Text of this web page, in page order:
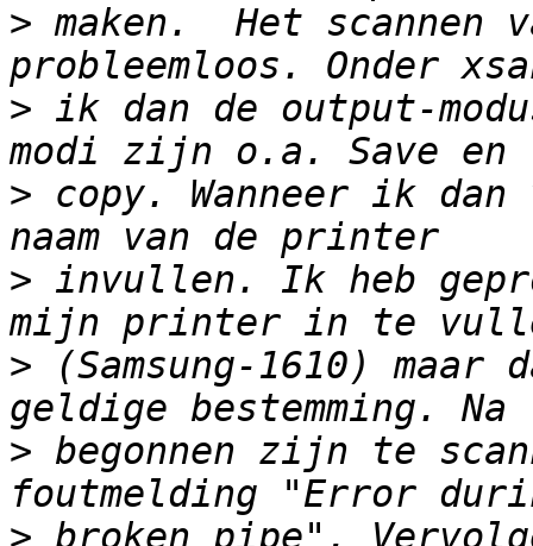
> maken.  Het scannen
> ik dan de output-
> copy. Wanneer ik
> invullen. Ik heb
> (Samsung-1610)
> begonnen zijn te
> broken pipe".